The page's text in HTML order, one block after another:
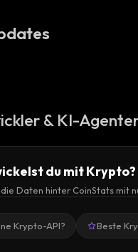
& KI-
du mit Krypto?
Daten hinter CoinStats mit
Krypto-API? Beste